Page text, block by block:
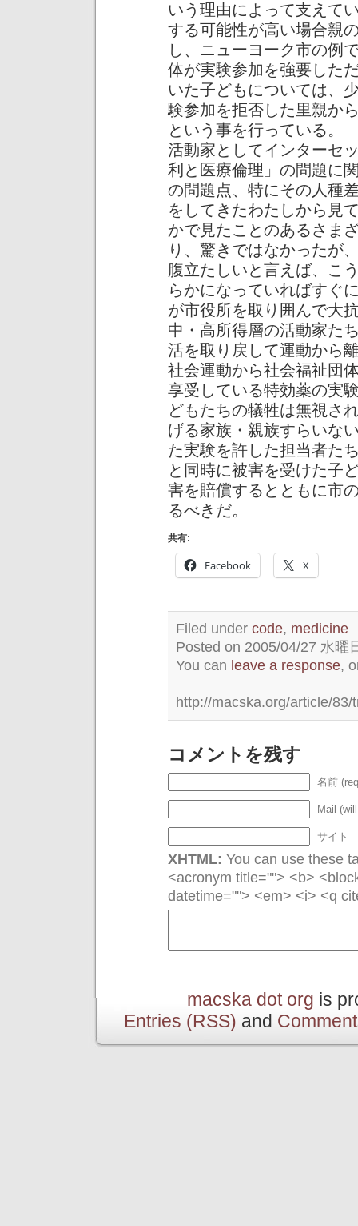
いう理由によって支えて
する可能性が高い場合親
し、ニューヨーク市の例
体が実験参加を強要した
いた子どもについては、
験参加を拒否した里親か
という事を行っている。
活動家としてインターセ
利と医療倫理」の問題に
の問題点、特にその人種
をしてきたわたしから見
かで見たことのあるさま
り、驚きではなかったが
腹立たしいと言えば、こ
らかになっていればすぐ
が市役所を取り囲んで大
中・高所得層の活動家た
活を取り戻して運動から
社会運動から社会福祉団
享受している特効薬の実
どもたちの犠牲は無視さ
げる家族・親族すらいな
た実験を許した担当者た
と同時に被害を受けた子
害を賠償するとともに市
るべきだ。
共有:
Facebook X
Filed under code, medicine
Posted on 2005/04/27 水曜
You can leave a response,
http://macska.org/article/83/
コメントを残す
名前
Mail
サイト
XHTML: You can use these
<acronym title=""> <b>
datetime=""> <em> <i> <q
macska dot org is
Entries (RSS) and